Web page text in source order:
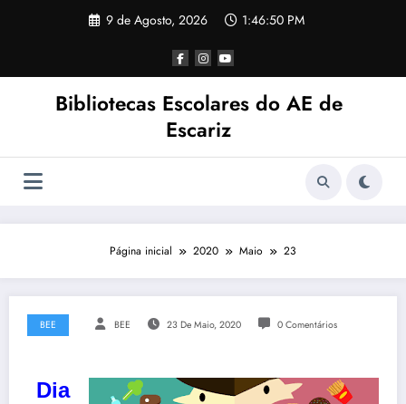
9 de Agosto, 2026 1:46:51 PM
Bibliotecas Escolares do AE de
Escariz
Página inicial 2020 Maio 23
BEE BEE 23 De Maio, 2020 0 Comentários
Dia